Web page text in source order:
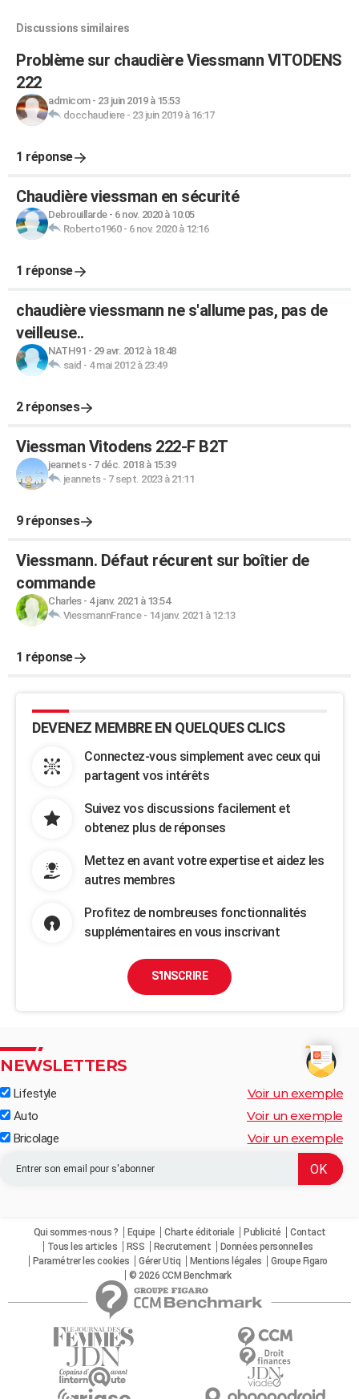
Discussions similaires
Problème sur chaudière Viessmann VITODENS
222
admicom- 23 juin 2019 à 15:53
docchaudiere- 23 juin 2019 à 16:17
1 réponse
Chaudière viessman en sécurité
Debrouillarde- 6 nov. 2020 à 10:05
Roberto1960- 6 nov. 2020 à 12:16
1 réponse
chaudière viessmann ne s'allume pas, pas de
veilleuse..
NATH91 - 29 avr. 2012 à 18:48
said - 4 mai 2012 à 23:49
2 réponses
Viessman Vitodens 222-F B2T
jeannets- 7 déc. 2018 à 15:39
jeannets- 7 sept. 2023 à 21:11
9 réponses
Viessmann. Défaut récurent sur boîtier de
commande
Charles- 4 janv. 2021 à 13:54
ViessmannFrance- 14 janv. 2021 à 12:13
1 réponse
DEVENEZ MEMBRE EN QUELQUES CLICS
Connectez-vous simplement avec ceux qui
partagent vos intérêts
Suivez vos discussions facilement et
obtenez plus de réponses
Mettez en avant votre expertise et aidez les
autres membres
Profitez de nombreuses fonctionnalités
supplémentaires en vous inscrivant
S'INSCRIRE
NEWSLETTERS
Lifestyle Voir un exemple
Auto Voir un exemple
Bricolage Voir un exemple
Qui sommes-nous ? Equipe Charte éditoriale Publicité
Contact
Tous les articles
RSS Recrutement
Données personnelles
Paramétrer les cookies
Gérer Utiq Mentions légales
Groupe Figaro
© 2026 CCM Benchmark